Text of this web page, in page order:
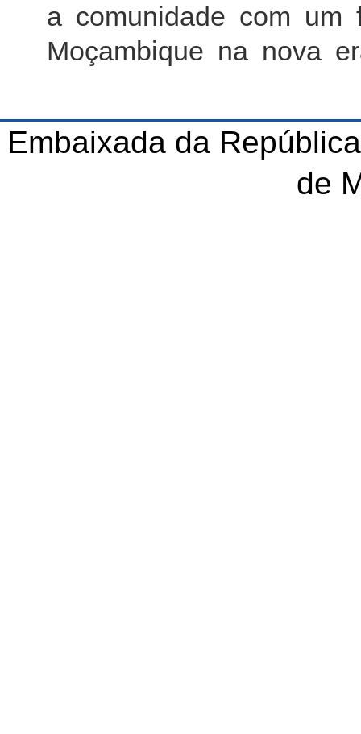
a comunidade com um
Moçambique na nova
Embaixada da
de